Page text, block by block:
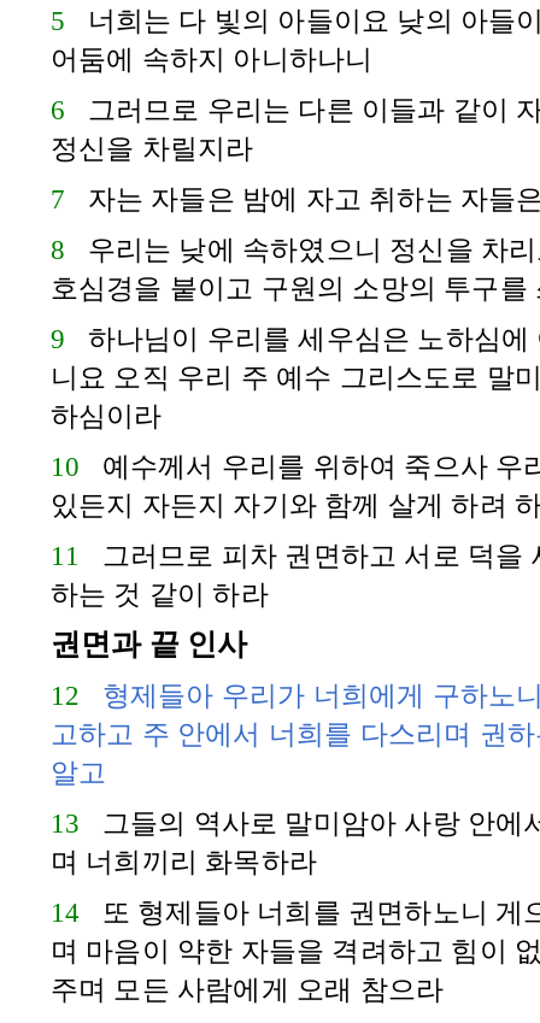
5 너희는 다 빛의 아들이요 낮의 아들
어둠에 속하지 아니하나니
6 그러므로 우리는 다른 이들과 같이
정신을 차릴지라
7 자는 자들은 밤에 자고 취하는 자들
8 우리는 낮에 속하였으니 정신을 차
호심경을 붙이고 구원의 소망의 투구를
9 하나님이 우리를 세우심은 노하심에
니요 오직 우리 주 예수 그리스도로 말
하심이라
10 예수께서 우리를 위하여 죽으사 우
있든지 자든지 자기와 함께 살게 하려
11 그러므로 피차 권면하고 서로 덕을
하는 것 같이 하라
권면과 끝 인사
12 형제들아 우리가 너희에게 구하노
고하고 주 안에서 너희를 다스리며 권
알고
13 그들의 역사로 말미암아 사랑 안에
며 너희끼리 화목하라
14
또 형제들아 너희를 권면하노니 게
며 마음이 약한 자들을 격려하고 힘이
주며 모든 사람에게 오래 참으라